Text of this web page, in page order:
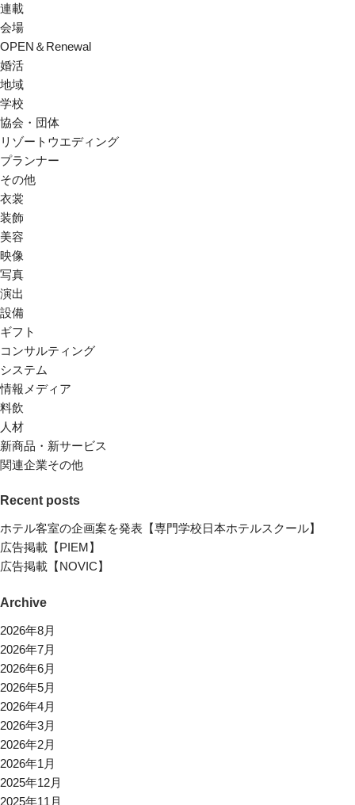
連載
会場
OPEN＆Renewal
婚活
地域
学校
協会・団体
リゾートウエディング
プランナー
その他
衣裳
装飾
美容
映像
写真
演出
設備
ギフト
コンサルティング
システム
情報メディア
料飲
人材
新商品・新サービス
関連企業その他
Recent posts
ホテル客室の企画案を発表【専門学校日本ホテルスクール】
広告掲載【PIEM】
広告掲載【NOVIC】
Archive
2026年8月
2026年7月
2026年6月
2026年5月
2026年4月
2026年3月
2026年2月
2026年1月
2025年12月
2025年11月